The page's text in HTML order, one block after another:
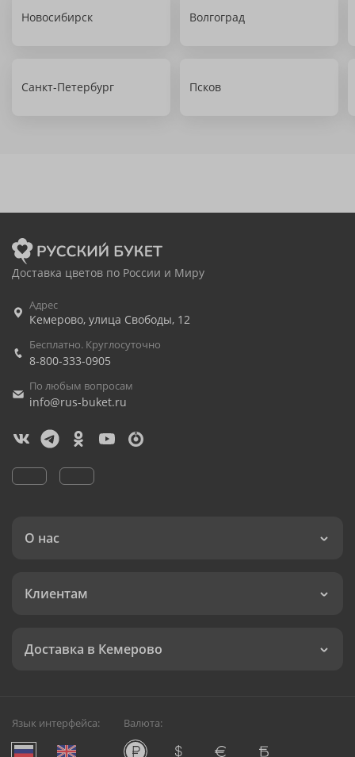
Новосибирск Волгоград
Санкт-Петербург Псков
Доставка цветов по России и Миру
Адрес
Кемерово, улица Свободы, 12
Бесплатно. Круглосуточно
8-800-333-0905
По любым вопросам
info@rus-buket.ru
О нас
Клиентам
Доставка в Кемерово
Язык интерфейса: Валюта: